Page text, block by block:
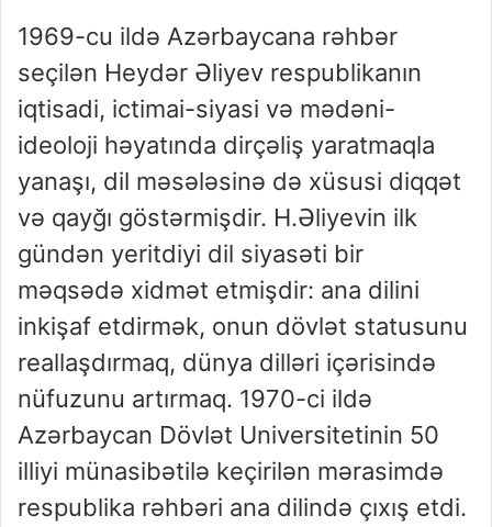
1969-cu ildə Azərbaycana rəhbər
seçilən Heydər Əliyev respublikanın
iqtisadi, ictimai-siyasi və mədəni-
ideoloji həyatında dirçəliş yaratmaqla
yanaşı, dil məsələsinə də xüsusi diqqət
və qayğı göstərmişdir. H.Əliyevin ilk
gündən yeritdiyi dil siyasəti bir
məqsədə xidmət etmişdir: ana dilini
inkişaf etdirmək, onun dövlət statusunu
reallaşdırmaq, dünya dilləri içərisində
nüfuzunu artırmaq. 1970-ci ildə
Azərbaycan Dövlət Universitetinin 50
illiyi münasibətilə keçirilən mərasimdə
respublika rəhbəri ana dilində çıxış etdi.